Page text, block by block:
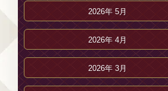
2026年 5月
2026年 4月
2026年 3月